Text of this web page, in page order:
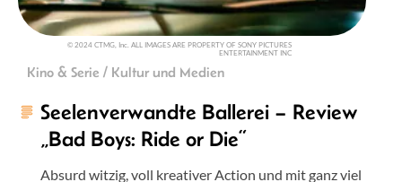
© 2024 CTMG, Inc. ALL IMAGES ARE PROPERTY OF SONY PICTURES
ENTERTAINMENT INC
Kino & Serie / Kultur und Medien
Seelenverwandte Ballerei – Review
„Bad Boys: Ride or Die“
Absurd witzig, voll kreativer Action und mit ganz viel